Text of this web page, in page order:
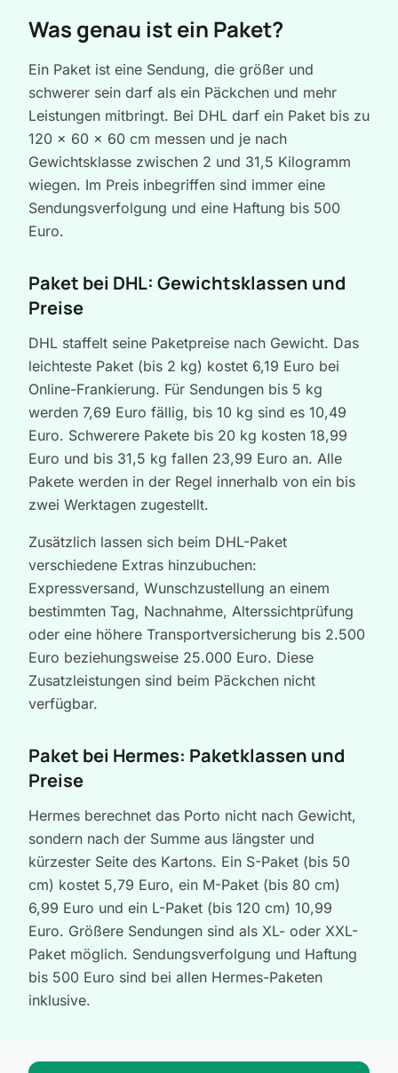
Was genau ist ein Paket?
Ein Paket ist eine Sendung, die größer und
schwerer sein darf als ein Päckchen und mehr
Leistungen mitbringt. Bei DHL darf ein Paket bis zu
120 x 60 x 60 cm messen und je nach
Gewichtsklasse zwischen 2 und 31,5 Kilogramm
wiegen. Im Preis inbegriffen sind immer eine
Sendungsverfolgung und eine Haftung bis 500
Euro.
Paket bei DHL: Gewichtsklassen und
Preise
DHL staffelt seine Paketpreise nach Gewicht. Das
leichteste Paket (bis 2 kg) kostet 6,19 Euro bei
Online-Frankierung. Für Sendungen bis 5 kg
werden 7,69 Euro fällig, bis 10 kg sind es 10,49
Euro. Schwerere Pakete bis 20 kg kosten 18,99
Euro und bis 31,5 kg fallen 23,99 Euro an. Alle
Pakete werden in der Regel innerhalb von ein bis
zwei Werktagen zugestellt.
Zusätzlich lassen sich beim DHL-Paket
verschiedene Extras hinzubuchen:
Expressversand, Wunschzustellung an einem
bestimmten Tag, Nachnahme, Alterssichtprüfung
oder eine höhere Transportversicherung bis 2.500
Euro beziehungsweise 25.000 Euro. Diese
Zusatzleistungen sind beim Päckchen nicht
verfügbar.
Paket bei Hermes: Paketklassen und
Preise
Hermes berechnet das Porto nicht nach Gewicht,
sondern nach der Summe aus längster und
kürzester Seite des Kartons. Ein S-Paket (bis 50
cm) kostet 5,79 Euro, ein M-Paket (bis 80 cm)
6,99 Euro und ein L-Paket (bis 120 cm) 10,99
Euro. Größere Sendungen sind als XL- oder XXL-
Paket möglich. Sendungsverfolgung und Haftung
bis 500 Euro sind bei allen Hermes-Paketen
inklusive.